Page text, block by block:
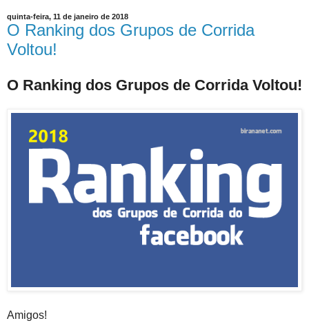
quinta-feira, 11 de janeiro de 2018
O Ranking dos Grupos de Corrida
Voltou!
O Ranking dos Grupos de Corrida Voltou!
Amigos!